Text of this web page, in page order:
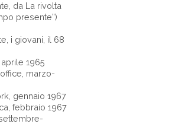
da La rivolta
presente”)
i giovani, il 68
1965
marzo-
gennaio 1967
febbraio 1967